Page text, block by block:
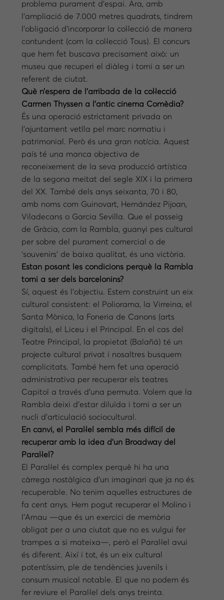
problema purament d’espai. Ara, amb
l’ampliació de 7.000 metres quadrats, tindrem
l’obligació d’incorporar la col·lecció de manera
contundent (com la col·lecció Tous). El concurs
que hem fet buscava precisament això: un
museu que recuperi el diàleg i torni a ser un
referent de ciutat.
Què n’espera de l’arribada de la col·lecció
Carmen Thyssen a l’antic cinema Comèdia?
És una operació estrictament privada on
l’ajuntament vetlla pel marc normatiu i
patrimonial. Però és una gran notícia. Aquest
país té una manca objectiva de
reconeixement de la seva producció artística
de la segona meitat del segle XIX i la primera
del XX. També dels anys seixanta, 70 i 80,
amb noms com Guinovart, Hernández Pijoan,
Viladecans o Garcia Sevilla. Que el passeig
de Gràcia, com la Rambla, guanyi pes cultural
per sobre del purament comercial o de
‘souvenirs’ de baixa qualitat, és una victòria.
Estan posant les condicions perquè la Rambla
torni a ser dels barcelonins?
Sí, aquest és l’objectiu. Estem construint un eix
cultural consistent: el Poliorama, la Virreina, el
Santa Mònica, la Foneria de Canons (arts
digitals), el Liceu i el Principal. En el cas del
Teatre Principal, la propietat (Balañá) té un
projecte cultural privat i nosaltres busquem
complicitats. També hem fet una operació
administrativa per recuperar els teatres
Capitol a través d’una permuta. Volem que la
Rambla deixi d’estar diluïda i torni a ser un
nucli d’articulació sociocultural.
En canvi, el Paral·lel sembla més difícil de
recuperar amb la idea d’un Broadway del
Paral·lel?
El Paral·lel és complex perquè hi ha una
càrrega nostàlgica d’un imaginari que ja no és
recuperable. No tenim aquelles estructures de
fa cent anys. Hem pogut recuperar el Molino i
l’Arnau —que és un exercici de memòria
obligat per a una ciutat que no es vulgui fer
trampes a si mateixa—, però el Paral·lel avui
és diferent. Així i tot, és un eix cultural
potentíssim, ple de tendències juvenils i
consum musical notable. El que no podem és
fer reviure el Paral·lel dels anys treinta.